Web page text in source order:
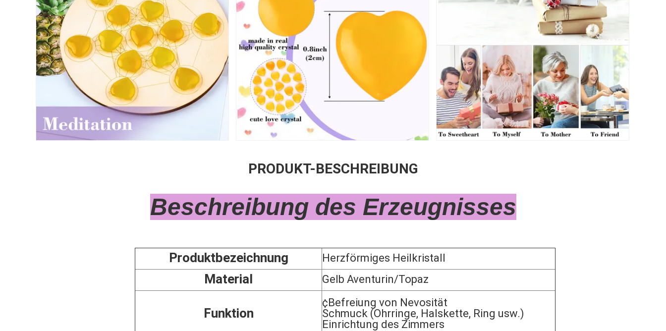
PRODUKT-BESCHREIBUNG
Fabrik 0,8 Zoll Herzförmiger Stein Naturtopaz Liebesstein Heilstein Herz Kristallstein Für Schmuck
Beschreibung des Erzeugnisses
Produktbezeichnung Herzförmiges Heilkristall
Material Gelb Aventurin/Topaz
Funktion
¢Befreiung von Nevosität
Schmuck (Ohrringe, Halskette, Ring usw.)
Einrichtung des Zimmers